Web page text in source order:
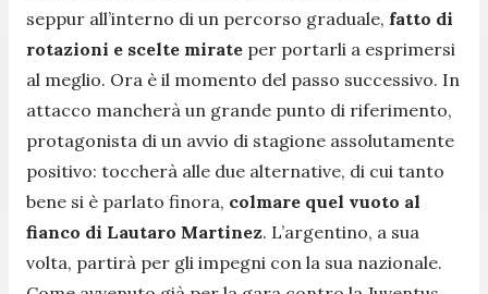
seppur all’interno di un percorso graduale, fatto di
rotazioni e scelte mirate per portarli a esprimersi
al meglio. Ora è il momento del passo successivo. In
attacco mancherà un grande punto di riferimento,
protagonista di un avvio di stagione assolutamente
positivo: toccherà alle due alternative, di cui tanto
bene si è parlato finora, colmare quel vuoto al
fianco di Lautaro Martinez. L’argentino, a sua
volta, partirà per gli impegni con la sua nazionale.